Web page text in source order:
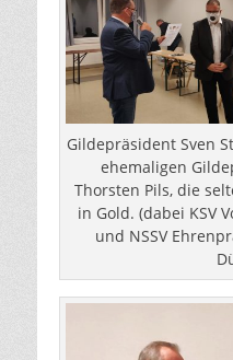
Gildepräsident Sven
ehemaligen
Thorsten Pils, die
in Gold. (dabei KSV
und NSSV